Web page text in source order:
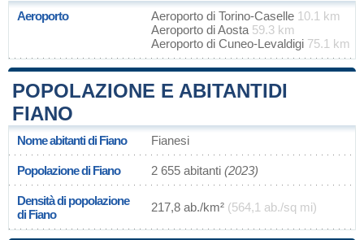
Aeroporto Aeroporto di Torino-Caselle 10.1 km
Aeroporto di Aosta 59.3 km
Aeroporto di Cuneo-Levaldigi 75.1 km
POPOLAZIONE E ABITANTIDI
FIANO
Nome abitanti di Fiano Fianesi
Popolazione di Fiano 2 655 abitanti (2023)
Densità di popolazione
di Fiano
217,8 ab./km² (564,1 ab./sq mi)